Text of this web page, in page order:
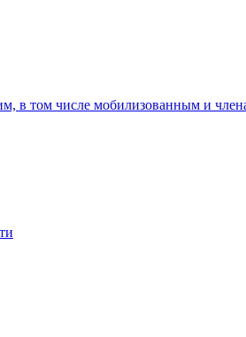
в том числе мобилизованным и